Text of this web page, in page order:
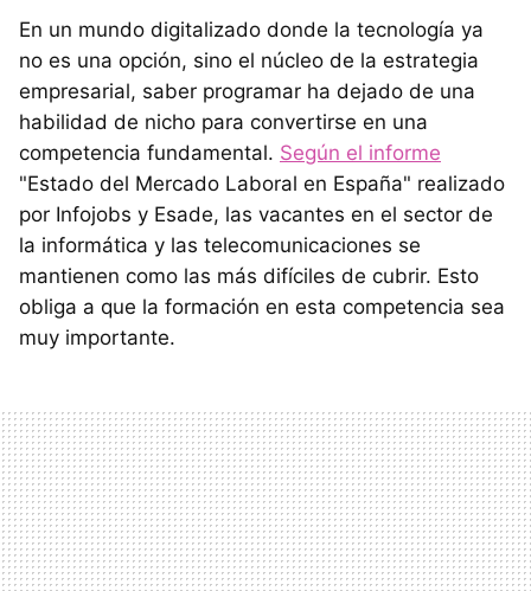
En un mundo digitalizado donde la tecnología ya
no es una opción, sino el núcleo de la estrategia
empresarial, saber programar ha dejado de una
habilidad de nicho para convertirse en una
competencia fundamental. Según el informe
"Estado del Mercado Laboral en España" realizado
por Infojobs y Esade, las vacantes en el sector de
la informática y las telecomunicaciones se
mantienen como las más difíciles de cubrir. Esto
obliga a que la formación en esta competencia sea
muy importante.